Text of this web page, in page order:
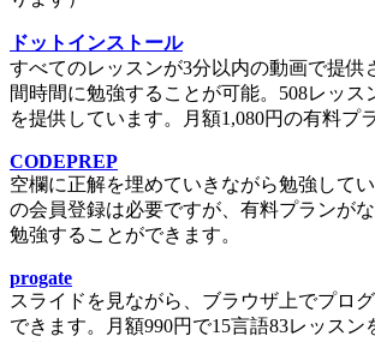
ドットインストール
すべてのレッスンが3分以内の動画で提供
間時間に勉強することが可能。508レッス
を提供しています。月額1,080円の有料プ
CODEPREP
空欄に正解を埋めていきながら勉強して
の会員登録は必要ですが、有料プランが
勉強することができます。
progate
スライドを見ながら、ブラウザ上でプロ
できます。月額990円で15言語83レッスン